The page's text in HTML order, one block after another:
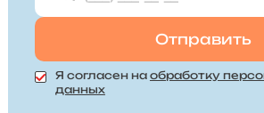
Я согласен на обработку
данных